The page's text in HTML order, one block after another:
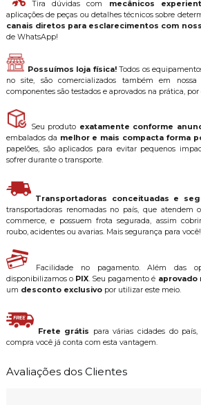
Tira dúvidas com mecânicos
aplicações de peças ou detalhes técnicos sobre
canais diretos para esclarecimentos com
de WhatsApp!
Possuímos loja física!Todos os
no site, são comercializados também em
componentes são testados e aprovados na prática,
Seu produto exatamente conforme
embalados da melhor e mais compacta forma
papelões, são aplicados para evitar pequenos
sofrer durante o transporte.
Transportadoras conceituadas e
transportadoras renomadas no país, que atendem
commerce, e possuem frota segurada, assim
roubo, acidentes ou avarias. Mais segurança para você!
Facilidade no pagamento. Além das
disponibilizamos o PIX. Seu pagamento é aprovado
um desconto exclusivopor utilizar este meio.
Frete grátis para várias cidades do
compra você já conta com esta vantagem.
Avaliações dos Clientes